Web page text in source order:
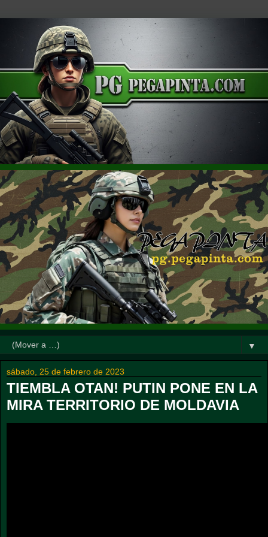
▼
sábado, 25 de febrero de 2023
TIEMBLA OTAN! PUTIN PONE EN LA
MIRA TERRITORIO DE MOLDAVIA